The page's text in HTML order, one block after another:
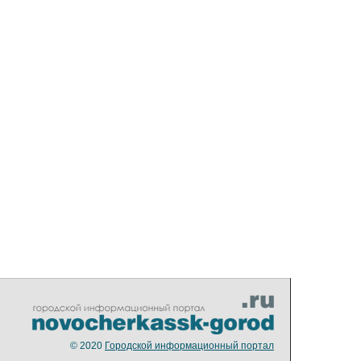
© 2020 Городской информационный портал